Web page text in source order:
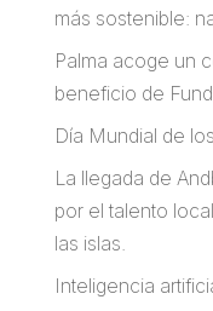
más sostenible:
Palma acoge un
beneficio de
Día Mundial de
La llegada de
por el talento
las islas.
Inteligencia